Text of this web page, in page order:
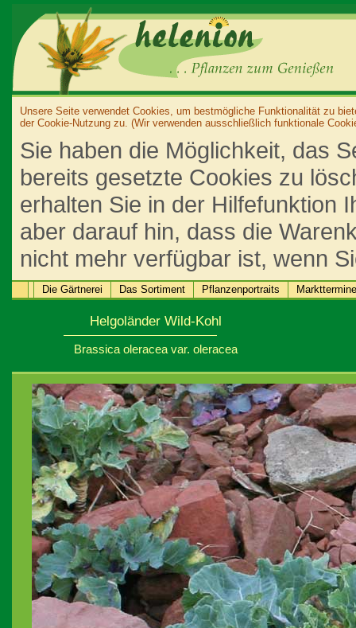
Unsere Seite verwendet Cookies, um bestmögliche Funktionalität zu
der Cookie-Nutzung zu. (Wir verwenden ausschließlich funktionale
Sie haben die Möglichkeit, das
bereits gesetzte Cookies zu
erhalten Sie in der Hilfefunktion
aber darauf hin, dass die
nicht mehr verfügbar ist, wenn
Die Gärtnerei Das Sortiment Pflanzenportraits Markttermine
Helgoländer Wild-Kohl
Brassica oleracea var. oleracea